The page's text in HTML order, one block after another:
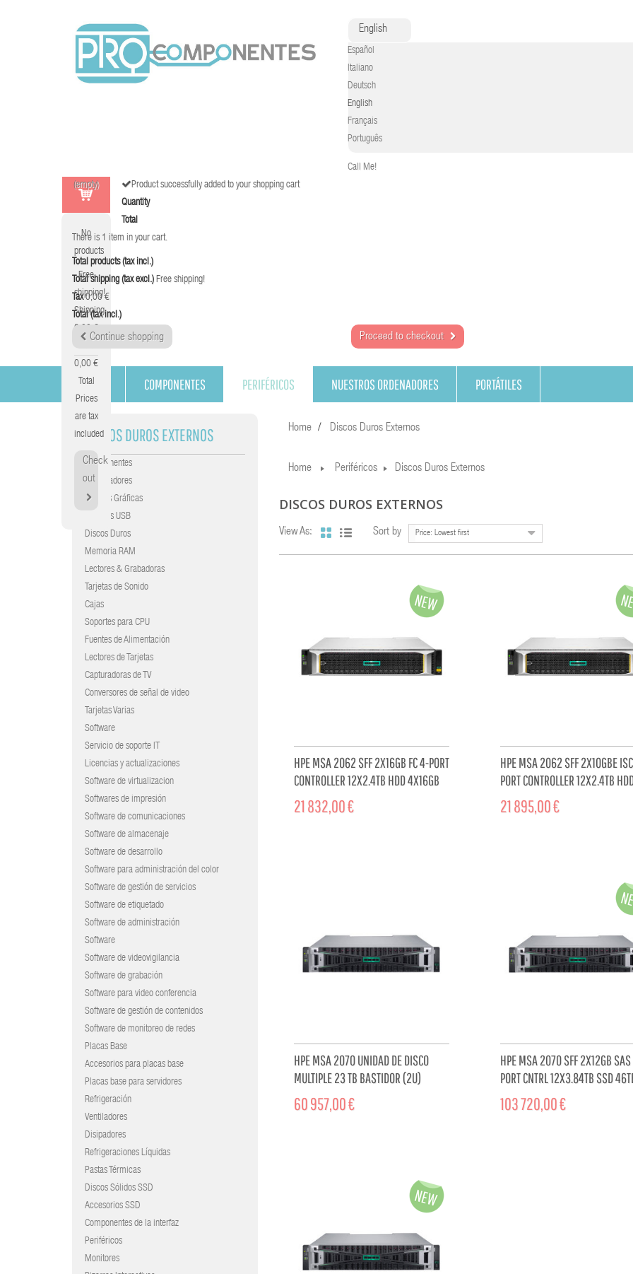
English
Español
Italiano
Deutsch
English
Français
Português
Call Me!
(empty)
No
products
Free
shipping!
Shipping
0,00 €
0,00 €
Total
Prices
are tax
included
Check
out
Product successfully added to your shopping cart
Quantity
Total
There is 1 item in your cart.
Total products (tax incl.)
Total shipping (tax excl.) Free shipping!
Tax 0,00 €
Total (tax incl.)
Continue shopping Proceed to checkout
COMPONENTES PERIFÉRICOS NUESTROS ORDENADORES PORTÁTILES
DISCOS DUROS EXTERNOS
Componentes
Procesadores
Tarjetas Gráficas
Gráficas USB
Discos Duros
Memoria RAM
Lectores & Grabadoras
Tarjetas de Sonido
Cajas
Soportes para CPU
Fuentes de Alimentación
Lectores de Tarjetas
Capturadoras de TV
Conversores de señal de video
Tarjetas Varias
Software
Servicio de soporte IT
Licencias y actualizaciones
Software de virtualizacion
Softwares de impresión
Software de comunicaciones
Software de almacenaje
Software de desarrollo
Software para administración del color
Software de gestión de servicios
Software de etiquetado
Software de administración
Software
Software de videovigilancia
Software de grabación
Software para video conferencia
Software de gestión de contenidos
Software de monitoreo de redes
Placas Base
Accesorios para placas base
Placas base para servidores
Refrigeración
Ventiladores
Disipadores
Refrigeraciones Líquidas
Pastas Térmicas
Discos Sólidos SSD
Accesorios SSD
Componentes de la interfaz
Periféricos
Monitores
Home Discos Duros Externos
Home Periféricos Discos Duros Externos
DISCOS DUROS EXTERNOS
View As: Sort by Price: Lowest first
HPE MSA 2062 SFF 2X16GB FC 4-PORT
CONTROLLER 12X2.4TB HDD 4X16GB
SFP FC XCVR 32TB...
21 832,00 €
HPE MSA 2062 SFF 2X10GBE
PORT CONTROLLER 12X2.4TB
4X10GB ISCSI XCVR...
21 895,00 €
HPE MSA 2070 UNIDAD DE DISCO
MULTIPLE 23 TB BASTIDOR (2U)
60 957,00 €
HPE MSA 2070 SFF 2X12GB
PORT CNTRL 12X3.84TB SSD
STORAGE ARRAY
103 720,00 €